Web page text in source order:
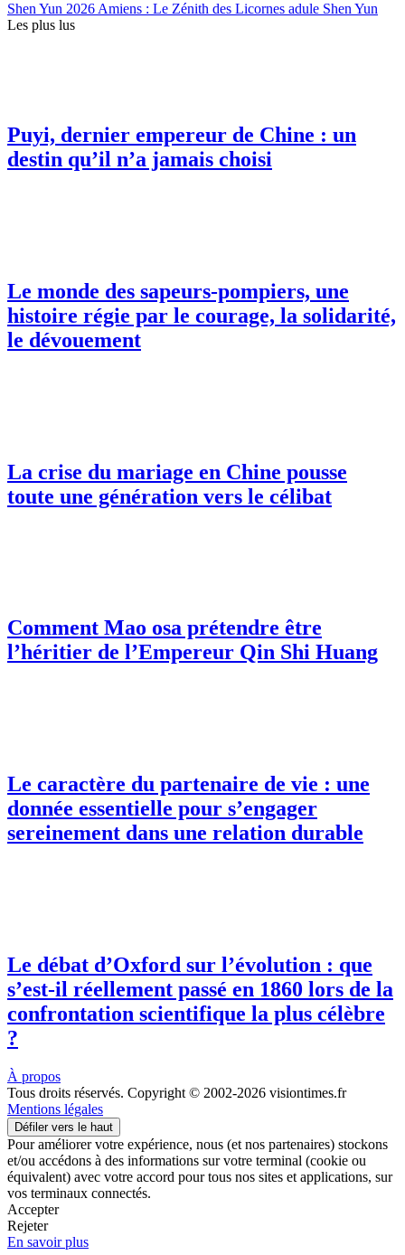
Shen Yun 2026 Amiens : Le Zénith des Licornes adule Shen Yun
Les plus lus
Puyi, dernier empereur de Chine : un
destin qu’il n’a jamais choisi
Le monde des sapeurs-pompiers, une
histoire régie par le courage, la solidarité,
le dévouement
La crise du mariage en Chine pousse
toute une génération vers le célibat
Comment Mao osa prétendre être
l’héritier de l’Empereur Qin Shi Huang
Le caractère du partenaire de vie : une
donnée essentielle pour s’engager
sereinement dans une relation durable
Le débat d’Oxford sur l’évolution : que
s’est-il réellement passé en 1860 lors de la
confrontation scientifique la plus célèbre
?
À propos
Tous droits réservés. Copyright © 2002-2026 visiontimes.fr
Mentions légales
Défiler vers le haut
Pour améliorer votre expérience, nous (et nos partenaires) stockons
et/ou accédons à des informations sur votre terminal (cookie ou
équivalent) avec votre accord pour tous nos sites et applications, sur
vos terminaux connectés.
Accepter
Rejeter
En savoir plus